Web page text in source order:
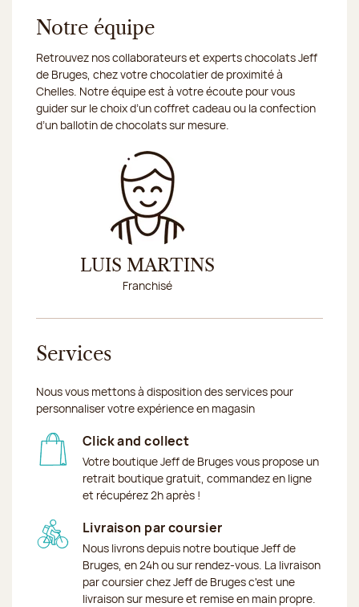
Notre équipe
Retrouvez nos collaborateurs et experts chocolats Jeff
de Bruges, chez votre chocolatier de proximité à
Chelles. Notre équipe est à votre écoute pour vous
guider sur le choix d’un coffret cadeau ou la confection
d’un ballotin de chocolats sur mesure.
LUIS MARTINS
Franchisé
Services
Nous vous mettons à disposition des services pour
personnaliser votre expérience en magasin
Click and collect
Votre boutique Jeff de Bruges vous propose un
retrait boutique gratuit, commandez en ligne
et récupérez 2h après !
Livraison par coursier
Nous livrons depuis notre boutique Jeff de
Bruges, en 24h ou sur rendez-vous. La livraison
par coursier chez Jeff de Bruges c'est une
livraison sur mesure et remise en main propre.